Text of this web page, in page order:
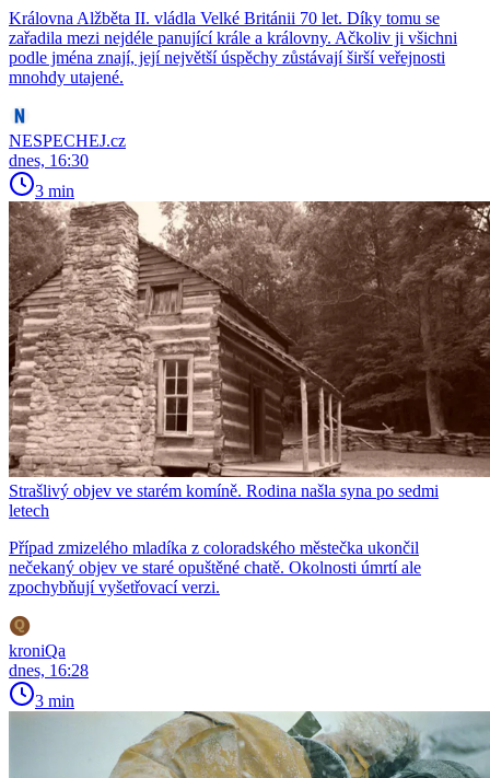
Královna Alžběta II. vládla Velké Británii 70 let. Díky tomu se
zařadila mezi nejdéle panující krále a královny. Ačkoliv ji všichni
podle jména znají, její největší úspěchy zůstávají širší veřejnosti
mnohdy utajené.
NESPECHEJ.cz
dnes, 16:30
3 min
Strašlivý objev ve starém komíně. Rodina našla syna po sedmi
letech
Případ zmizelého mladíka z coloradského městečka ukončil
nečekaný objev ve staré opuštěné chatě. Okolnosti úmrtí ale
zpochybňují vyšetřovací verzi.
kroniQa
dnes, 16:28
3 min